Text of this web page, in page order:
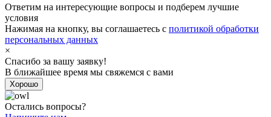
Ответим на интересующие вопросы и подберем лучшие
условия
Нажимая на кнопку, вы соглашаетесь с политикой обработки
персональных данных
×
Спасибо за вашу заявку!
В ближайшее время мы свяжемся с вами
Хорошо
Остались вопросы?